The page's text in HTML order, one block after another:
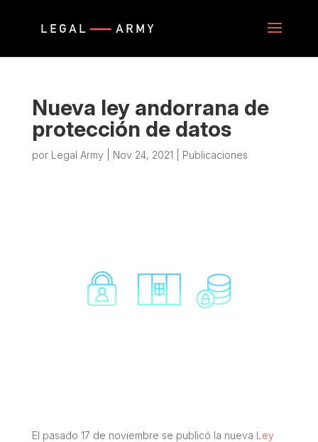
Nueva ley andorrana de
protección de datos
por Legal Army Nov 24, 2021 Publicaciones
El pasado 17 de noviembre se publicó la nueva Ley